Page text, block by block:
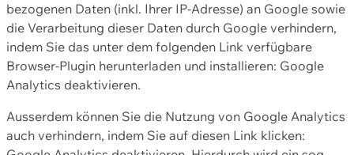
bezogenen Daten (inkl. Ihrer IP-Adresse) an Google sowie
die Verarbeitung dieser Daten durch Google verhindern,
indem Sie das unter dem folgenden Link verfügbare
Browser-Plugin herunterladen und installieren: Google
Analytics deaktivieren.
Ausserdem können Sie die Nutzung von Google Analytics
auch verhindern, indem Sie auf diesen Link klicken: